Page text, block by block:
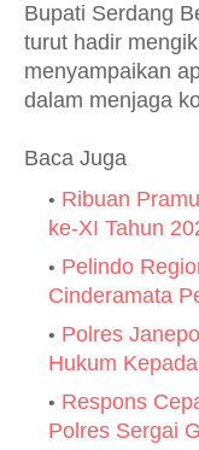
Bupati Serdang
turut hadir
menyampaikan
dalam menjaga
Baca Juga
Ribuan
ke-XI Tahun
Pelindo
Cinderamata
Polres
Hukum
Respons
Polres Sergai